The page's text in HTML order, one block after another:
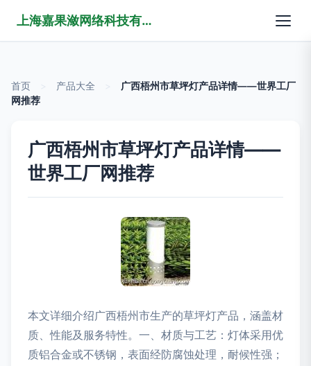
上海嘉果潋网络科技有限公司
首页 产品大全
广西梧州市草坪灯产品详情——世界工厂
网推荐
广西梧州市草坪灯产品详情——
世界工厂网推荐
本文详细介绍广西梧州市生产的草坪灯产品，涵盖材
质、性能及服务特性。一、材质与工艺：灯体采用优
质铝合金或不锈钢，表面经防腐蚀处理，耐候性强；